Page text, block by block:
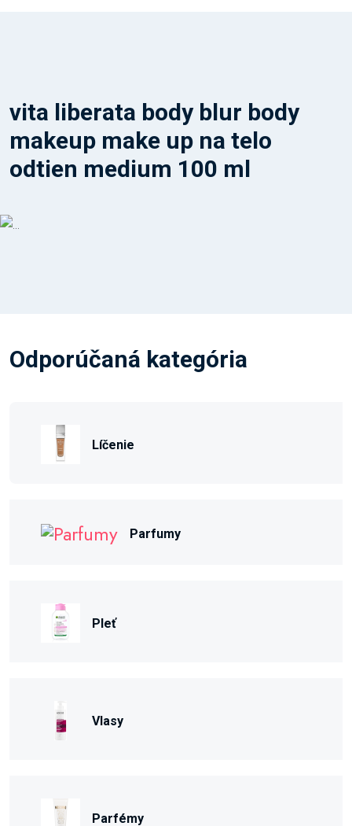
vita liberata body blur body
makeup make up na telo
odtien medium 100 ml
Odporúčaná kategória
Líčenie
Parfumy
Pleť
Vlasy
Parfémy